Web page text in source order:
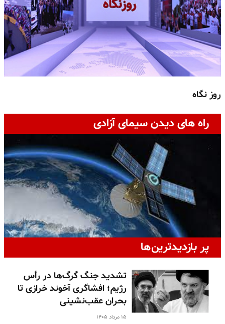
روز نگاه
راه های دیدن سیمای آزادی
پر بازدیدترین‌ها
تشدید جنگ گرگ‌ها در رأس
رژیم؛ افشاگری آخوند خرازی تا
بحران عقب‌نشینی
۱۵ مرداد ۱۴۰۵